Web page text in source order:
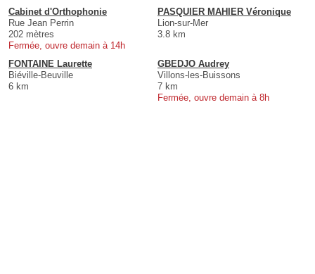
Cabinet d'Orthophonie
Rue Jean Perrin
202 mètres
Fermée, ouvre demain à 14h
PASQUIER MAHIER Véronique
Lion-sur-Mer
3.8 km
FONTAINE Laurette
Biéville-Beuville
6 km
GBEDJO Audrey
Villons-les-Buissons
7 km
Fermée, ouvre demain à 8h